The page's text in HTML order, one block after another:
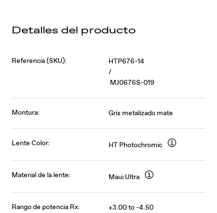
Detalles del producto
Referencia (SKU):
HTP676-14
/
MJ0676S-019
Montura: Gris metalizado mate
Lente Color: HT Photochromic
Material de la lente: Maui Ultra
Rango de potencia Rx: +3.00 to -4.50